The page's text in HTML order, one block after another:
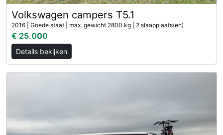
Volkswagen campers T5.1
2016 | Goede staat | max. gewicht 2800 kg | 2 slaapplaats(en)
€ 25.000
Details bekijken